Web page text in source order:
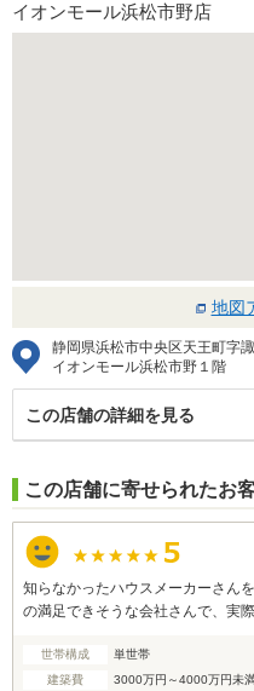
イオンモール浜松市野店
地図
静岡県浜松市中央区天王町字
イオンモール浜松市野１階
この店舗の詳細を見る
この店舗に寄せられたお
知らなかったハウスメーカーさん
の満足できそうな会社さんで、実
世帯構成
単世帯
建築費
3000万円～4000万円未